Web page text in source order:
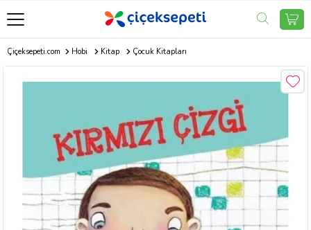
Çiçeksepeti.com Hobi Kitap Çocuk Kitapları